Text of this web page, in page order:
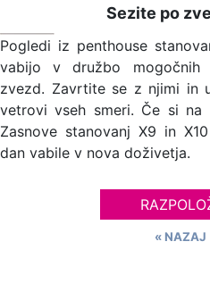
Sezite po
Pogledi iz penthouse
vabijo v družbo mogočnih
zvezd. Zavrtite se z njimi in
vetrovi vseh smeri. Če si na
Zasnove stanovanj X9 in
dan vabile v nova doživetja.
« NAZAJ